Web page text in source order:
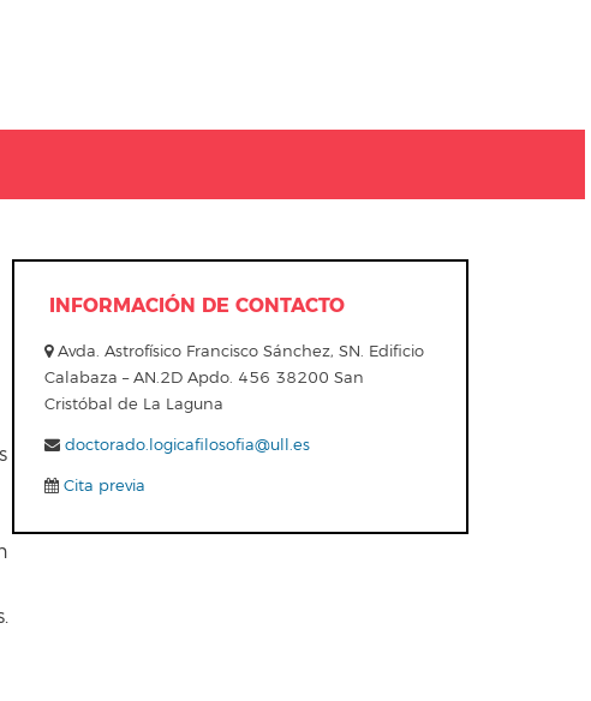
INFORMACIÓN DE CONTACTO
Avda. Astrofísico Francisco Sánchez, SN. Edificio
Calabaza – AN.2D Apdo. 456 38200 San
Cristóbal de La Laguna
doctorado.logicafilosofia@ull.es
Cita previa